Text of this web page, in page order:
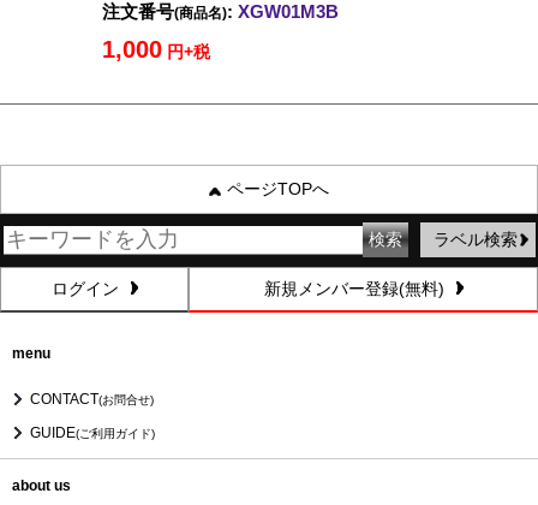
注文番号(商品名): XGW01M3B
1,000 円+税
ページTOPへ
ラベル検索
ログイン 新規メンバー登録(無料)
menu
CONTACT(お問合せ)
GUIDE(ご利用ガイド)
about us